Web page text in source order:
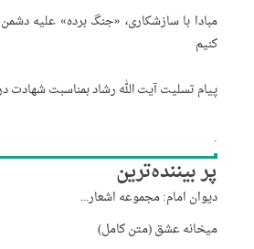
مبادا با سازشکاری، «جنگ برده» علیه
کنیم
پیام تسلیت آیت الله رشاد بمناسبت شهادت
.
پر بیننده‌ترین
دیوان امام: مجموعه اشعار...
میخانه عشق (متن کامل)